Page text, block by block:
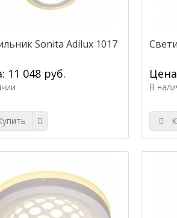
Sonita Adilux 1017
11 048 руб.
В